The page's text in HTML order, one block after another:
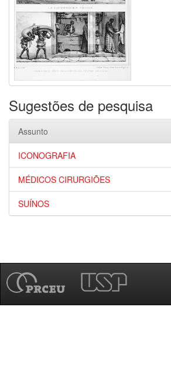
Sugestões de pesquisa
Assunto
ICONOGRAFIA
MÉDICOS CIRURGIÕES
SUÍNOS